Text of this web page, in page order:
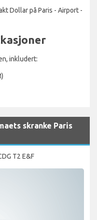
Dollar på Paris - Airport -
inkludert:
skranke Paris
T2 E&F